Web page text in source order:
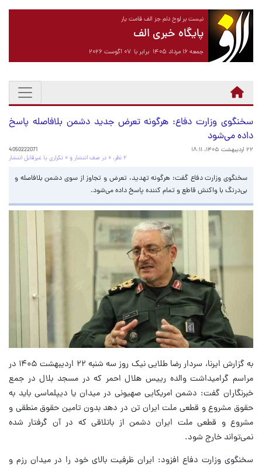
نیست بر لوح دلم جز الف قامت یار
پایگاه خبری الف
جمعه ۱۶ مرداد ۱۴۰۵ برابر با ۰۷ آگوست ۲۰۲۶
سخنگوی وزارت دفاع: هرگونه تعرض جدید دشمن بلافاصله پاسخ
داده می‌شود
۲۲ اردیبهشت ۱۴۰۵، ۱۸:۱۱
4050222071
۲ نظر، ۰ در صف انتشار و ۰ تکراری یا غیرقابل انتشار
سخنگوی وزارت دفاع گفت: هرگونه تهدید، تعرض و تجاوز از سوی دشمن بلافاصله و
بی‌درنگ با واکنش قاطع و تمام کننده پاسخ داده می‌شود.
به گزارش ایرنا، سردار رضا طلایی نیک روز سه شنبه ۲۲ اردیبهشت ۱۴۰۵ در
مراسم گرامیداشت والده رییس هلال احمر که در مسجد بلال در جمع
خبرنگاران گفت: دشمن امریکایی صهیونی در میدان یا دیپلماسی باید به
حقوق مشروع و قطعی ملت ایران تن در دهد بدون تامین حقوق منطقی و
مشروع و قطعی ملت ایران دشمن از باتلاقی که در آن گرفتار شده
نمی‌تواند خارج شود.
سخنگوی وزارت دفاع افزود: ایران ظرفیت بالای خود را در میدان رزم و